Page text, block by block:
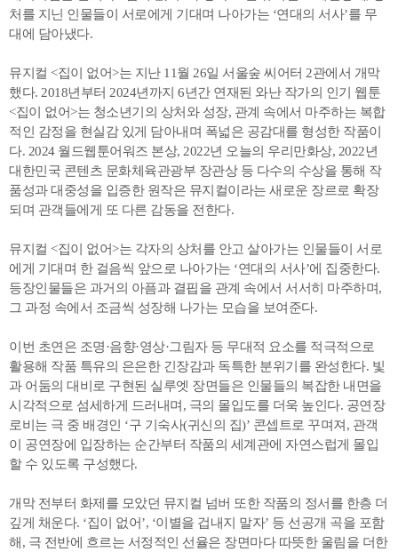
처를 지닌 인물들이 서로에게 기대며 나아가는 ‘연대의 서사’를 무
대에 담아냈다.
뮤지컬 <집이 없어>는 지난 11월 26일 서울숲 씨어터 2관에서 개막
했다. 2018년부터 2024년까지 6년간 연재된 와난 작가의 인기 웹툰
<집이 없어>는 청소년기의 상처와 성장, 관계 속에서 마주하는 복합
적인 감정을 현실감 있게 담아내며 폭넓은 공감대를 형성한 작품이
다. 2024 월드웹툰어워즈 본상, 2022년 오늘의 우리만화상, 2022년
대한민국 콘텐츠 문화체육관광부 장관상 등 다수의 수상을 통해 작
품성과 대중성을 입증한 원작은 뮤지컬이라는 새로운 장르로 확장
되며 관객들에게 또 다른 감동을 전한다.
뮤지컬 <집이 없어>는 각자의 상처를 안고 살아가는 인물들이 서로
에게 기대며 한 걸음씩 앞으로 나아가는 ‘연대의 서사’에 집중한다.
등장인물들은 과거의 아픔과 결핍을 관계 속에서 서서히 마주하며,
그 과정 속에서 조금씩 성장해 나가는 모습을 보여준다.
이번 초연은 조명·음향·영상·그림자 등 무대적 요소를 적극적으로
활용해 작품 특유의 은은한 긴장감과 독특한 분위기를 완성한다. 빛
과 어둠의 대비로 구현된 실루엣 장면들은 인물들의 복잡한 내면을
시각적으로 섬세하게 드러내며, 극의 몰입도를 더욱 높인다. 공연장
로비는 극 중 배경인 ‘구 기숙사(귀신의 집)’ 콘셉트로 꾸며져, 관객
이 공연장에 입장하는 순간부터 작품의 세계관에 자연스럽게 몰입
할 수 있도록 구성했다.
개막 전부터 화제를 모았던 뮤지컬 넘버 또한 작품의 정서를 한층 더
깊게 채운다. ‘집이 없어’, ‘이별을 겁내지 말자’ 등 선공개 곡을 포함
해, 극 전반에 흐르는 서정적인 선율은 장면마다 따뜻한 울림을 더한